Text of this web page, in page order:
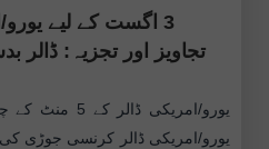
3 اگست کے لیے
تجاویز اور تجزیہ: ڈالر
یورو/امریکی
یورو/امریکی ڈالر کرنسی جوڑی